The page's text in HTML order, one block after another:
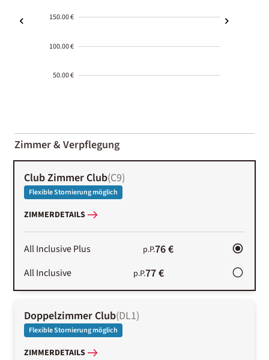
150.00 €
100.00 €
50.00 €
01-02
Zimmer & Verpflegung
Club Zimmer Club(C9)
Flexible Stornierung möglich
ZIMMERDETAILS
All Inclusive Plus p.P.76 €
All Inclusive p.P.77 €
Doppelzimmer Club(DL1)
Flexible Stornierung möglich
ZIMMERDETAILS